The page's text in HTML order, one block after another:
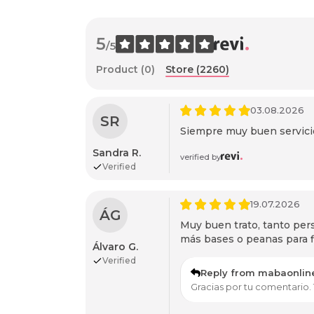
5/5
Product (0) Store (2260)
SR
Sandra R.
Verified
03.08.2026
Siempre muy buen
verified by
ÁG
Álvaro G.
Verified
19.07.2026
Muy buen trato, tanto
más bases o peanas para
Reply from
Gracias por tu